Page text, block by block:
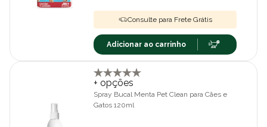
Consulte para Frete Grátis
Adicionar ao carrinho
+ opções
Spray Bucal Menta Pet Clean para Cães e
Gatos 120ml